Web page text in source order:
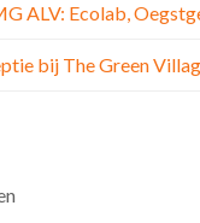
ALV: Ecolab,
bij The Green